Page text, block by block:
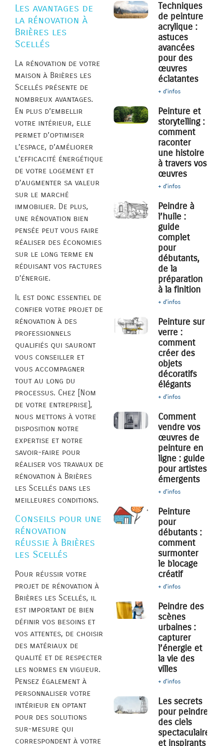
Les avantages de
la rénovation à
Brières les
Scellés
La rénovation de votre
maison à Brières les
Scellés présente de
nombreux avantages.
En plus d’embellir
votre intérieur, elle
permet d’optimiser
l’espace, d’améliorer
l’efficacité énergétique
de votre logement et
d’augmenter sa valeur
sur le marché
immobilier. De plus,
une rénovation bien
pensée peut vous faire
réaliser des économies
sur le long terme en
réduisant vos factures
d’énergie.
Il est donc essentiel de
confier votre projet de
rénovation à des
professionnels
qualifiés qui sauront
vous conseiller et
vous accompagner
tout au long du
processus. Chez [Nom
de votre entreprise],
nous mettons à votre
disposition notre
expertise et notre
savoir-faire pour
réaliser vos travaux de
rénovation à Brières
les Scellés dans les
meilleures conditions.
Conseils pour une
rénovation
réussie à Brières
les Scellés
Pour réussir votre
projet de rénovation à
Brières les Scellés, il
est important de bien
définir vos besoins et
vos attentes, de choisir
des matériaux de
qualité et de respecter
les normes en vigueur.
Pensez également à
personnaliser votre
intérieur en optant
pour des solutions
sur-mesure qui
correspondent à votre
Techniques
de peinture
acrylique :
astuces
avancées
pour des
œuvres
éclatantes
+ d'infos
Peinture et
storytelling :
comment
raconter
une histoire
à travers vos
œuvres
+ d'infos
Peindre à
l’huile :
guide
complet
pour
débutants,
de la
préparation
à la finition
+ d'infos
Peinture sur
verre :
comment
créer des
objets
décoratifs
élégants
+ d'infos
Comment
vendre vos
œuvres de
peinture en
ligne : guide
pour artistes
émergents
+ d'infos
Peinture
pour
débutants :
comment
surmonter
le blocage
créatif
+ d'infos
Peindre des
scènes
urbaines :
capturer
l’énergie et
la vie des
villes
+ d'infos
Les secrets
pour peindre
des ciels
spectaculaires
et inspirants